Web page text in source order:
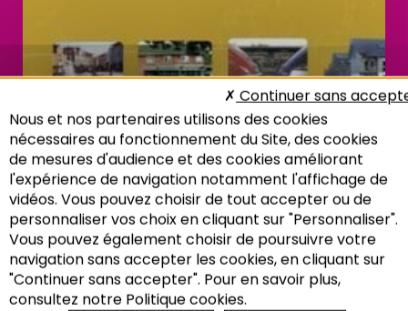
Recherche
Nous et nos partenaires utilisons des cookies
nécessaires au fonctionnement du Site, des cookies
de mesures d'audience et des cookies améliorant
l'expérience de navigation notamment l'affichage de
vidéos. Vous pouvez choisir de tout accepter ou de
personnaliser vos choix en cliquant sur "Personnaliser".
Vous pouvez également choisir de poursuivre votre
navigation sans accepter les cookies, en cliquant sur
"Continuer sans accepter". Pour en savoir plus,
consultez notre Politique cookies.
Continuer sans